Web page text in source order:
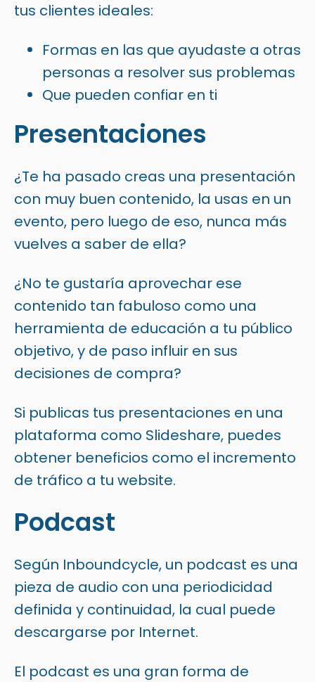
tus clientes ideales:
Formas en las que ayudaste a otras
personas a resolver sus problemas
Que pueden confiar en ti
Presentaciones
¿Te ha pasado creas una presentación
con muy buen contenido, la usas en un
evento, pero luego de eso, nunca más
vuelves a saber de ella?
¿No te gustaría aprovechar ese
contenido tan fabuloso como una
herramienta de educación a tu público
objetivo, y de paso influir en sus
decisiones de compra?
Si publicas tus presentaciones en una
plataforma como Slideshare, puedes
obtener beneficios como el incremento
de tráfico a tu website.
Podcast
Según Inboundcycle, un podcast es una
pieza de audio con una periodicidad
definida y continuidad, la cual puede
descargarse por Internet.
El podcast es una gran forma de